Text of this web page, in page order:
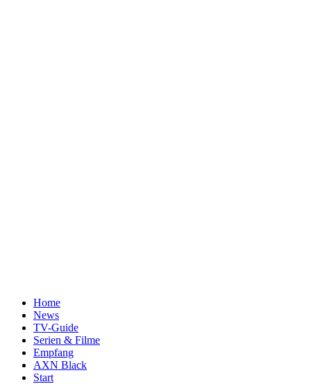
Home
News
TV-Guide
Serien & Filme
Empfang
AXN Black
Start